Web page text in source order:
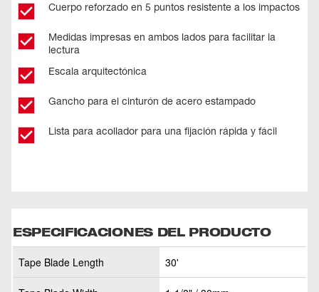
Cuerpo reforzado en 5 puntos resistente a los impactos
Medidas impresas en ambos lados para facilitar la
lectura
Escala arquitectónica
Gancho para el cinturón de acero estampado
Lista para acollador para una fijación rápida y fácil
ESPECIFICACIONES DEL PRODUCTO
Tape Blade Length 30'